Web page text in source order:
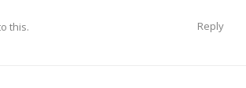
Reply
this.